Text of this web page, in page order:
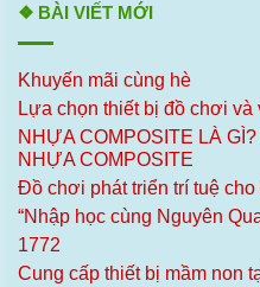
❖ BÀI VIẾT MỚI
Khuyến mãi cùng hè
Lựa chọn thiết bị đồ chơi
NHỰA COMPOSITE LÀ
NHỰA COMPOSITE
Đồ chơi phát triển trí tuệ cho
“Nhập học cùng Nguyên
1772
Cung cấp thiết bị mầm non